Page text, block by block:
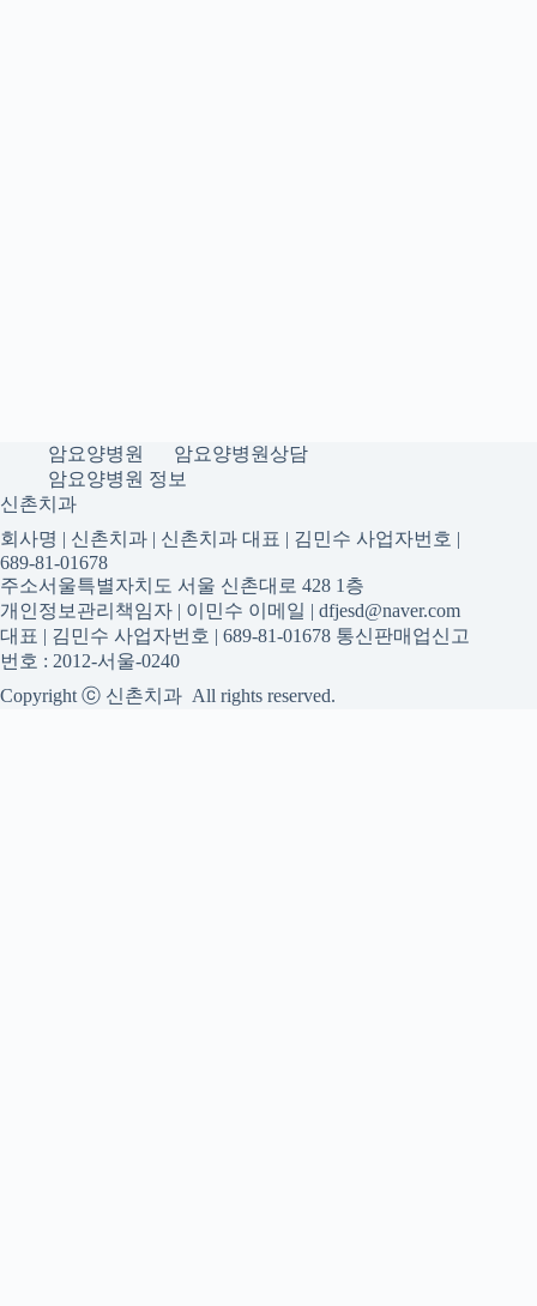
암요양병원
암요양병원상담
암요양병원 정보
신촌치과
회사명 | 신촌치과 | 신촌치과 대표 | 김민수 사업자번호 |
689-81-01678
주소서울특별자치도 서울 신촌대로 428 1층
개인정보관리책임자 | 이민수 이메일 | dfjesd@naver.com
대표 | 김민수 사업자번호 | 689-81-01678 통신판매업신고
번호 : 2012-서울-0240
Copyright ⓒ 신촌치과 All rights reserved.